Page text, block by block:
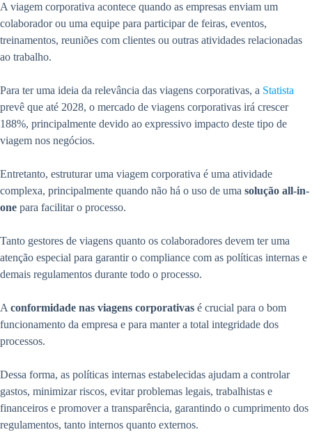
A viagem corporativa acontece quando as empresas enviam um
colaborador ou uma equipe para participar de feiras, eventos,
treinamentos, reuniões com clientes ou outras atividades relacionadas
ao trabalho.
Para ter uma ideia da relevância das viagens corporativas, a Statista
prevê que até 2028, o mercado de viagens corporativas irá crescer
188%, principalmente devido ao expressivo impacto deste tipo de
viagem nos negócios.
Entretanto, estruturar uma viagem corporativa é uma atividade
complexa, principalmente quando não há o uso de uma solução all-in-
one para facilitar o processo.
Tanto gestores de viagens quanto os colaboradores devem ter uma
atenção especial para garantir o compliance com as políticas internas e
demais regulamentos durante todo o processo.
A conformidade nas viagens corporativas é crucial para o bom
funcionamento da empresa e para manter a total integridade dos
processos.
Dessa forma, as políticas internas estabelecidas ajudam a controlar
gastos, minimizar riscos, evitar problemas legais, trabalhistas e
financeiros e promover a transparência, garantindo o cumprimento dos
regulamentos, tanto internos quanto externos.